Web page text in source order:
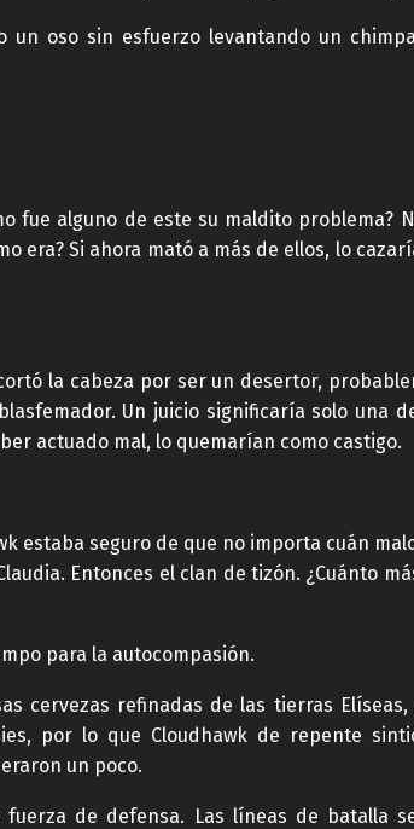
un oso sin esfuerzo levantando un
fue alguno de este su maldito problema?
era? Si ahora mató a más de ellos, lo
la cabeza por ser un desertor,
Un juicio significaría solo una
actuado mal, lo quemarían como castigo.
estaba seguro de que no importa cuán
Entonces el clan de tizón. ¿Cuánto
para la autocompasión.
cervezas refinadas de las tierras
por lo que Cloudhawk de repente
un poco.
de defensa. Las líneas de batalla